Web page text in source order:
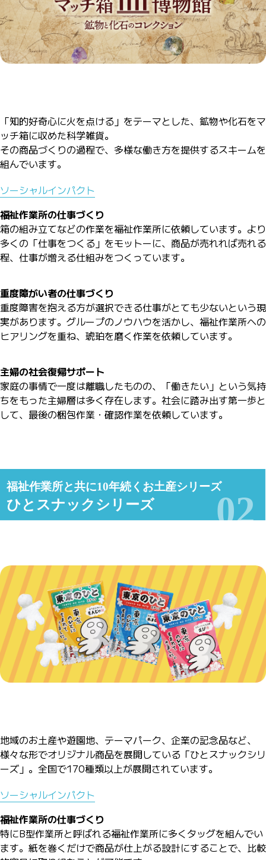
「知的好奇心に火を点ける」をテーマとした、鉱物や化石をマ
ッチ箱に収めた科学雑貨。
その商品づくりの過程で、多様な働き方を提供するスキームを
組んでいます。
ソーシャルインパクト
福祉作業所の仕事づくり
箱の組み立てなどの作業を福祉作業所に依頼しています。より
多くの「仕事をつくる」をモットーに、商品が売れれば売れる
程、仕事が増える仕組みをつくっています。
重度障がい者の仕事づくり
重度障害を抱える方が選択できる仕事がとても少ないという現
実があります。グループのノウハウを活かし、福祉作業所への
ヒアリングを重ね、琥珀を磨く作業を依頼しています。
主婦の社会復帰サポート
家庭の事情で一度は離職したものの、「働きたい」という気持
ちをもった主婦層は多く存在します。社会に踏み出す第一歩と
して、最後の梱包作業・確認作業を依頼しています。
地域のお土産や遊園地、テーマパーク、企業の記念品など、
様々な形でオリジナル商品を展開している「ひとスナックシリ
ーズ」。全国で170種類以上が展開されています。
ソーシャルインパクト
福祉作業所の仕事づくり
特にB型作業所と呼ばれる福祉作業所に多くタッグを組んでい
ます。紙を巻くだけで商品が仕上がる設計にすることで、比較